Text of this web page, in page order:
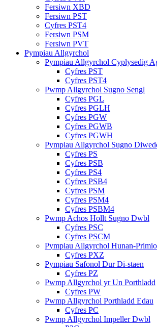
Fersiwn XBD
Fersiwn PST
Cyfres PST4
Fersiwn PSM
Fersiwn PVT
Pympiau Allgyrchol
Pympiau Allgyrchol Cyplysedig
Cyfres PST
Cyfres PST4
Pwmp Allgyrchol Sugno Sengl
Cyfres PGL
Cyfres PGLH
Cyfres PGW
Cyfres PGWB
Cyfres PGWH
Pympiau Allgyrchol Sugno
Cyfres PS
Cyfres PSB
Cyfres PS4
Cyfres PSB4
Cyfres PSM
Cyfres PSM4
Cyfres PSBM4
Pwmp Achos Hollt Sugno Dwbl
Cyfres PSC
Cyfres PSCM
Pympiau Allgyrchol Hunan-Primio
Cyfres PXZ
Pympiau Safonol Dur Di-staen
Cyfres PZ
Pwmp Allgyrchol yr Un Porthladd
Cyfres PW
Pwmp Allgyrchol Porthladd Edau
Cyfres PC
Pwmp Allgyrchol Impeller Dwbl